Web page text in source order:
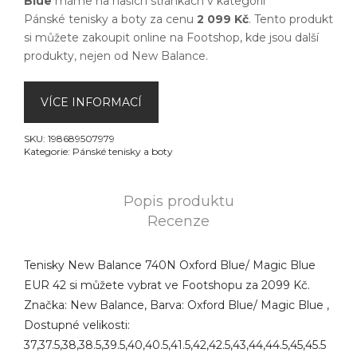
Pánské tenisky a boty za cenu 2 099 Kč. Tento produkt
si můžete zakoupit online na Footshop, kde jsou další
produkty, nejen od New Balance.
VÍCE INFORMACÍ
SKU: 198689507979
Kategorie: Pánské tenisky a boty
Popis produktu
Recenze
Tenisky New Balance 740N Oxford Blue/ Magic Blue
EUR 42 si můžete vybrat ve Footshopu za 2099 Kč.
Značka: New Balance, Barva: Oxford Blue/ Magic Blue ,
Dostupné velikosti:
37,37.5,38,38.5,39.5,40,40.5,41.5,42,42.5,43,44,44.5,45,45.5